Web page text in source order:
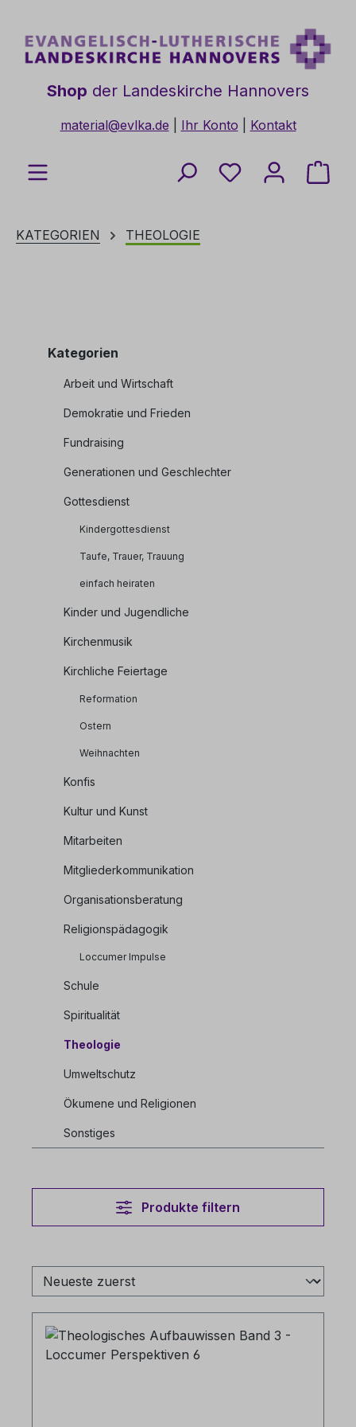
Shop der Landeskirche Hannovers
material@evlka.de Ihr Konto Kontakt
Du hast 0
KATEGORIEN THEOLOGIE
Kategorien
Arbeit und Wirtschaft
Demokratie und Frieden
Fundraising
Generationen und Geschlechter
Gottesdienst
Kindergottesdienst
Taufe, Trauer, Trauung
einfach heiraten
Kinder und Jugendliche
Kirchenmusik
Kirchliche Feiertage
Reformation
Ostern
Weihnachten
Konfis
Kultur und Kunst
Mitarbeiten
Mitgliederkommunikation
Organisationsberatung
Religionspädagogik
Loccumer Impulse
Schule
Spiritualität
Theologie
Umweltschutz
Ökumene und Religionen
Sonstiges
Produkte filtern